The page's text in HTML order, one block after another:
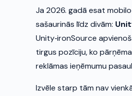
Ja 2026. gadā esat
sašaurinās līdz divām:
Unity‑ironSource
tirgus pozīciju, ko
reklāmas ieņēmumu
Izvēle starp tām nav